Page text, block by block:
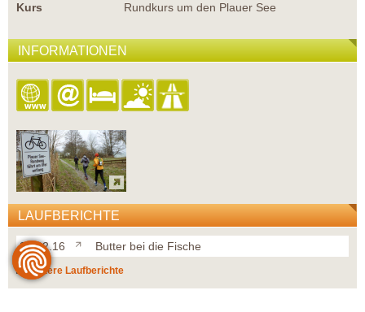
Kurs
Rundkurs um den Plauer See
INFORMATIONEN
LAUFBERICHTE
20.02.16 Butter bei die Fische
weitere Laufberichte